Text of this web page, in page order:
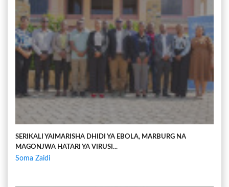
SERIKALI YAIMARISHA DHIDI YA EBOLA, MARBURG NA
MAGONJWA HATARI YA VIRUSI...
Soma Zaidi